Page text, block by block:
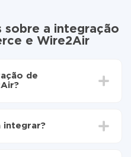
sobre a integração
e Wire2Air
de
integrar?